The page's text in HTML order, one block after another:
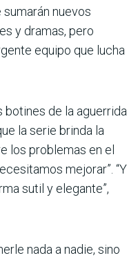
nuevos
y dramas, pero
equipo que lucha
botines de la aguerrida
la serie brinda la
los problemas en el
mejorar”. “Y
sutil y elegante”,
nada a nadie, sino